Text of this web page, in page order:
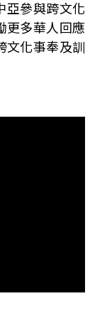
亞參與跨文化
更多華人回應
文化事奉及訓